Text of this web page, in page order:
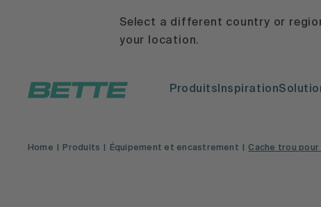
Select a different country or
your location.
ProduitsInspiration
Home Produits Équipement et encastrement Cache trou